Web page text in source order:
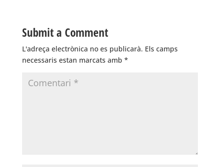
Submit a Comment
L'adreça electrònica no es publicarà. Els camps
necessaris estan marcats amb *